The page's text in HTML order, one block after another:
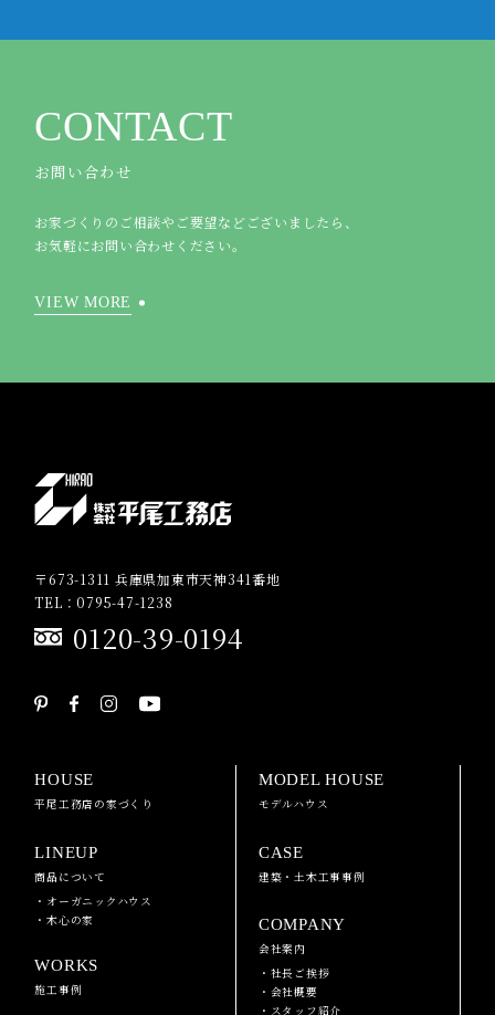
CONTACT
お問い合わせ
お家づくりのご相談やご要望などございましたら、
お気軽にお問い合わせください。
VIEW MORE
〒673-1311 兵庫県加東市天神341番地
TEL：0795-47-1238
0120-39-0194
HOUSE
平尾工務店の家づくり
LINEUP
商品について
・オーガニックハウス
・木心の家
WORKS
施工事例
MODEL HOUSE
モデルハウス
CASE
建築・土木工事事例
COMPANY
会社案内
・社長ご挨拶
・会社概要
・スタッフ紹介